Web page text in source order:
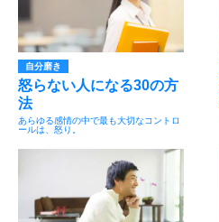
自分磨き
怒らない人になる30の方
法
あらゆる感情の中で最も大切なコントロ
ールは、怒り。